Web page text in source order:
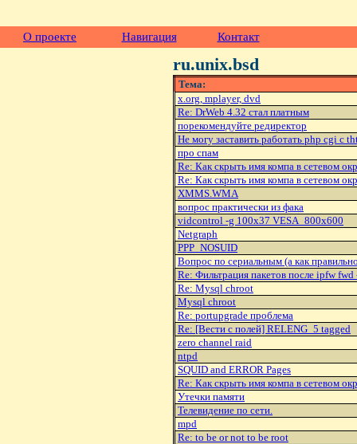
О проекте Навигация Контакт
ru.unix.bsd
Тема:
x.org, mplayer, dvd
Re: DrWeb 4.32 стал платным
порекомендуйте редиректор
Hе могу заставить работать php cgi с
про спам
Re: Как скрыть имя компа в сетевом
Re: Как скрыть имя компа в сетевом
XMMS.WMA
вопрос практически из фака
vidcontrol -g 100x37 VESA_800x600
Netgraph
PPP_NOSUID
Вопpос по сеpиальным (а как
Re: Фильтрация пакетов после ipfw fwd
Re: Mysql chroot
Mysql chroot
Re: portupgrade проблема
Re: [Вести с полей] RELENG_5 tagged
zero channel raid
ntpd
SQUID and ERROR Pages
Re: Как скрыть имя компа в сетевом
Утечки памяти
Телевидение по сети.
mpd
Re: to be or not to be root